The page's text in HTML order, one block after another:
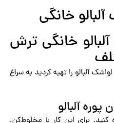
خانگی ترش
آلبالو را تهیه کردید به سراغ
آلبالو
کنید. برای این کار با مخلوط‌کن،